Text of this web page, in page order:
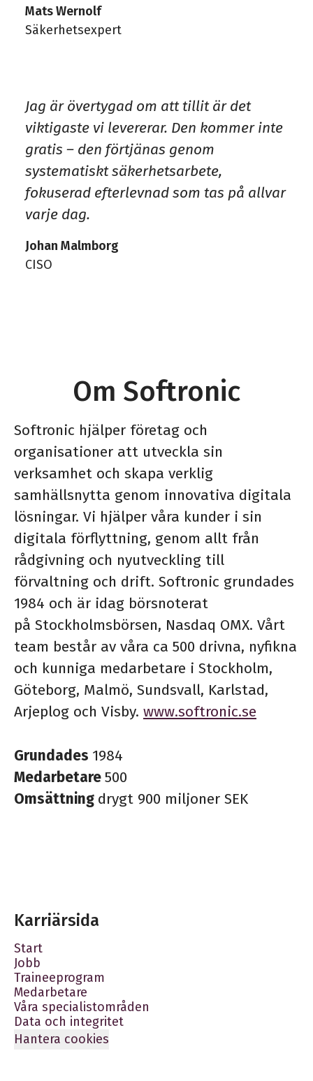
Mats Wernolf
Säkerhetsexpert
Jag är övertygad om att tillit är det
viktigaste vi levererar. Den kommer inte
gratis – den förtjänas genom
systematiskt säkerhetsarbete,
fokuserad efterlevnad som tas på allvar
varje dag.
Johan Malmborg
CISO
Om Softronic
Softronic hjälper företag och
organisationer att utveckla sin
verksamhet och skapa verklig
samhällsnytta genom innovativa digitala
lösningar. Vi hjälper våra kunder i sin
digitala förflyttning, genom allt från
rådgivning och nyutveckling till
förvaltning och drift. Softronic grundades
1984 och är idag börsnoterat
på Stockholmsbörsen, Nasdaq OMX. Vårt
team består av våra ca 500 drivna, nyfikna
och kunniga medarbetare i Stockholm,
Göteborg, Malmö, Sundsvall, Karlstad,
Arjeplog och Visby. www.softronic.se
Grundades 1984
Medarbetare500
Omsättning drygt 900 miljoner SEK
Karriärsida
Start
Jobb
Traineeprogram
Medarbetare
Våra specialistområden
Data och integritet
Hantera cookies